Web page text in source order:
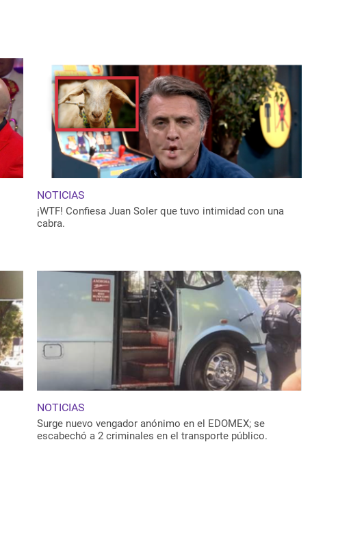
NOTICIAS
¡WTF! Confiesa Juan Soler que tuvo intimidad con una
cabra.
NOTICIAS
Surge nuevo vengador anónimo en el EDOMEX; se
escabechó a 2 criminales en el transporte público.